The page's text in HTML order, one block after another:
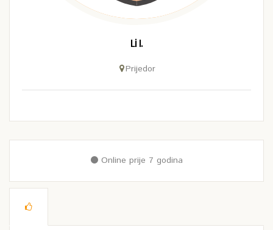
Li I.
Prijedor
Online prije 7 godina